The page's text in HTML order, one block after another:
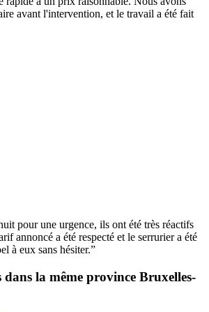
avant l'intervention, et le travail a été fait
pour une urgence, ils ont été très réactifs
annoncé a été respecté et le serrurier a été
à eux sans hésiter.”
la même province Bruxelles-